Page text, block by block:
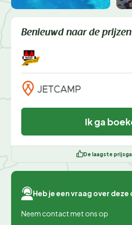
Benieuwd naar de
Ik ga
De laagste
Heb je een vraag over
Neem contact met ons op